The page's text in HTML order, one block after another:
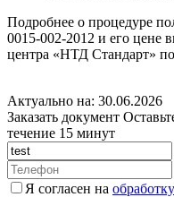
Подробнее о процедуре
0015-002-2012 и его цене
центра «НТД Стандарт»
Актуально на: 30.06.2026
Заказать документ
течение 15 минут
Я согласен на